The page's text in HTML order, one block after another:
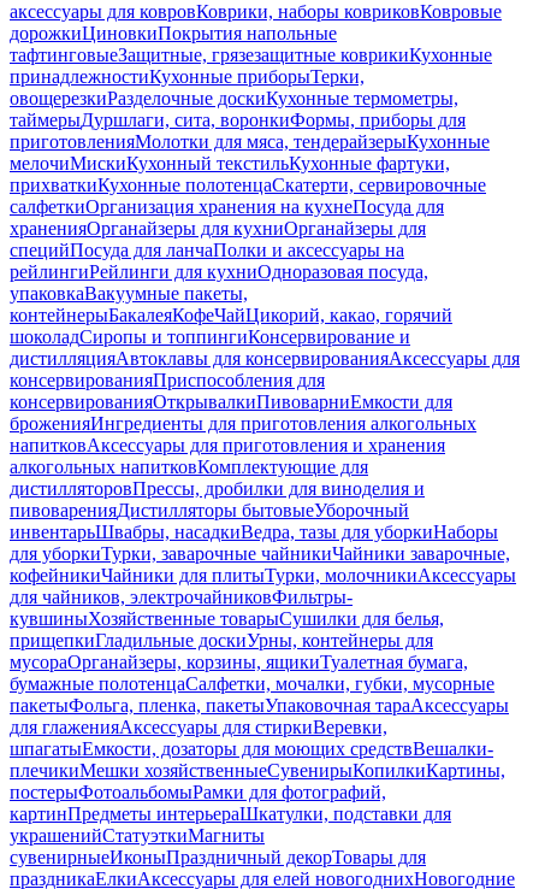
аксессуары для ковровКоврики, наборы ковриковКовровые
дорожкиЦиновкиПокрытия напольные
тафтинговыеЗащитные, грязезащитные коврикиКухонные
принадлежностиКухонные приборыТерки,
овощерезкиРазделочные доскиКухонные термометры,
таймерыДуршлаги, сита, воронкиФормы, приборы для
приготовленияМолотки для мяса, тендерайзерыКухонные
мелочиМискиКухонный текстильКухонные фартуки,
прихваткиКухонные полотенцаСкатерти, сервировочные
салфеткиОрганизация хранения на кухнеПосуда для
храненияОрганайзеры для кухниОрганайзеры для
специйПосуда для ланчаПолки и аксессуары на
рейлингиРейлинги для кухниОдноразовая посуда,
упаковкаВакуумные пакеты,
контейнерыБакалеяКофеЧайЦикорий, какао, горячий
шоколадСиропы и топпингиКонсервирование и
дистилляцияАвтоклавы для консервированияАксессуары для
консервированияПриспособления для
консервированияОткрывалкиПивоварниЕмкости для
броженияИнгредиенты для приготовления алкогольных
напитковАксессуары для приготовления и хранения
алкогольных напитковКомплектующие для
дистилляторовПрессы, дробилки для виноделия и
пивоваренияДистилляторы бытовыеУборочный
инвентарьШвабры, насадкиВедра, тазы для уборкиНаборы
для уборкиТурки, заварочные чайникиЧайники заварочные,
кофейникиЧайники для плитыТурки, молочникиАксессуары
для чайников, электрочайниковФильтры-
кувшиныХозяйственные товарыСушилки для белья,
прищепкиГладильные доскиУрны, контейнеры для
мусораОрганайзеры, корзины, ящикиТуалетная бумага,
бумажные полотенцаСалфетки, мочалки, губки, мусорные
пакетыФольга, пленка, пакетыУпаковочная тараАксессуары
для глаженияАксессуары для стиркиВеревки,
шпагатыЕмкости, дозаторы для моющих средствВешалки-
плечикиМешки хозяйственныеСувенирыКопилкиКартины,
постерыФотоальбомыРамки для фотографий,
картинПредметы интерьераШкатулки, подставки для
украшенийСтатуэткиМагниты
сувенирныеИконыПраздничный декорТовары для
праздникаЕлкиАксессуары для елей новогоднихНовогодние